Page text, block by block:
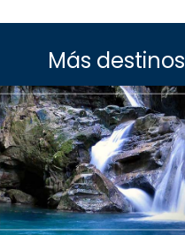
Más destinos